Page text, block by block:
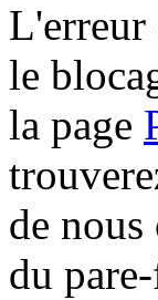
L'erreur
le
la page
de nous
du